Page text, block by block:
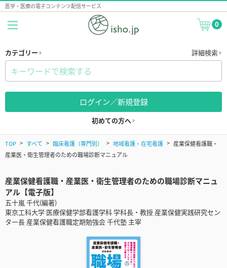
医学・医療の電子コンテンツ配信サービス
0
カテゴリー 詳細検索
ログイン／新規登録
初めての方へ
TOP すべて 臨床看護（専門別） 地域看護・在宅看護
産業保健看護職・
産業医・衛生管理者のための職場診断マニュアル
産業保健看護職・産業医・衛生管理者のための職場診断マニュ
アル【電子版】
五十嵐 千代(編著)
東京工科大学 医療保健学部看護学科 学科長・教授 産業保健実践研究セン
ター長 産業保健看護職定期勉強会 千代塾 主宰